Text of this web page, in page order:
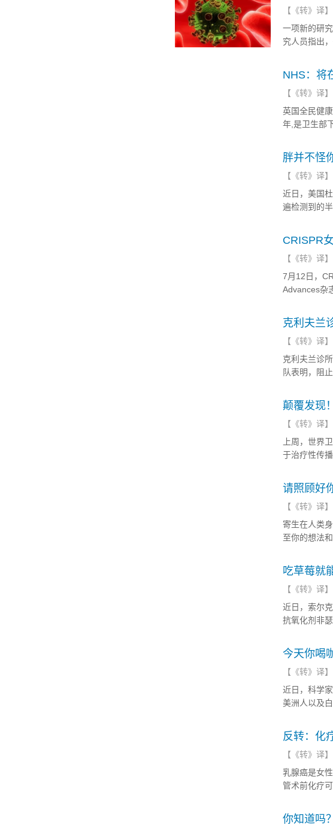
【 《转》译】
一项新的研
究人员指出
是三阴性乳
原理为开发
志。
NHS：将
【 《转》译】
英国全民健
年,是卫生部
胖并不怪
【 《转》译】
近日，美国
遍检测到的
型3T3-L1细
肪细胞甘油
CRISPR
【 《转》译】
7月12日，
Advances杂
DNA。使用
应。未来，
克利夫兰
【 《转》译】
克利夫兰诊
队表明，阻
颠覆发现
【 《转》译】
上周，世界
于治疗性传
膜炎疫苗竟
请照顾好
【 《转》译】
寄生在人类
至你的想法和
吃草莓就
【 《转》译】
近日，索尔
抗氧化剂非
今天你喝
【 《转》译】
近日，科学
美洲人以及
反转：化
【 《转》译】
乳腺癌是女
管术前化疗
将十分悲观。
你知道吗